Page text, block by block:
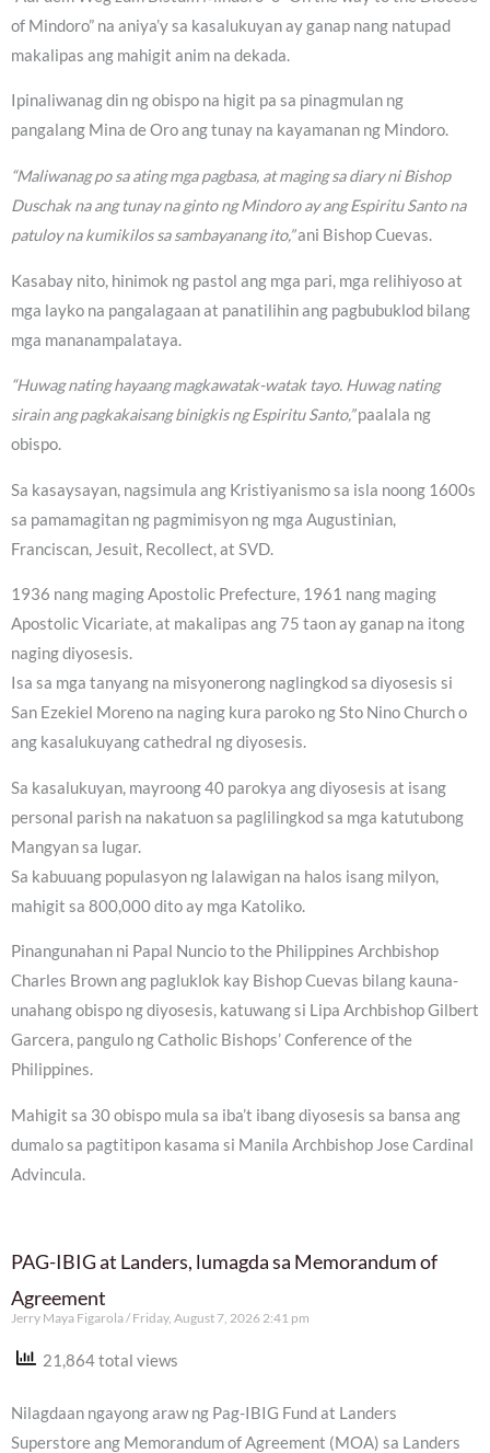
of Mindoro” na aniya’y sa kasalukuyan ay ganap nang natupad
makalipas ang mahigit anim na dekada.
Ipinaliwanag din ng obispo na higit pa sa pinagmulan ng
pangalang Mina de Oro ang tunay na kayamanan ng Mindoro.
“Maliwanag po sa ating mga pagbasa, at maging sa diary ni Bishop
Duschak na ang tunay na ginto ng Mindoro ay ang Espiritu Santo na
patuloy na kumikilos sa sambayanang ito,”ani Bishop Cuevas.
Kasabay nito, hinimok ng pastol ang mga pari, mga relihiyoso at
mga layko na pangalagaan at panatilihin ang pagbubuklod bilang
mga mananampalataya.
“Huwag nating hayaang magkawatak-watak tayo. Huwag nating
sirain ang pagkakaisang binigkis ng Espiritu Santo,”paalala ng
obispo.
Sa kasaysayan, nagsimula ang Kristiyanismo sa isla noong 1600s
sa pamamagitan ng pagmimisyon ng mga Augustinian,
Franciscan, Jesuit, Recollect, at SVD.
1936 nang maging Apostolic Prefecture, 1961 nang maging
Apostolic Vicariate, at makalipas ang 75 taon ay ganap na itong
naging diyosesis.
Isa sa mga tanyang na misyonerong naglingkod sa diyosesis si
San Ezekiel Moreno na naging kura paroko ng Sto Nino Church o
ang kasalukuyang cathedral ng diyosesis.
Sa kasalukuyan, mayroong 40 parokya ang diyosesis at isang
personal parish na nakatuon sa paglilingkod sa mga katutubong
Mangyan sa lugar.
Sa kabuuang populasyon ng lalawigan na halos isang milyon,
mahigit sa 800,000 dito ay mga Katoliko.
Pinangunahan ni Papal Nuncio to the Philippines Archbishop
Charles Brown ang pagluklok kay Bishop Cuevas bilang kauna-
unahang obispo ng diyosesis, katuwang si Lipa Archbishop Gilbert
Garcera, pangulo ng Catholic Bishops’ Conference of the
Philippines.
Mahigit sa 30 obispo mula sa iba’t ibang diyosesis sa bansa ang
dumalo sa pagtitipon kasama si Manila Archbishop Jose Cardinal
Advincula.
PAG-IBIG at Landers, lumagda sa Memorandum of
Agreement
Jerry Maya Figarola Friday, August 7, 2026 2:41 pm
21,864 total views
Nilagdaan ngayong araw ng Pag-IBIG Fund at Landers
Superstore ang Memorandum of Agreement (MOA) sa Landers